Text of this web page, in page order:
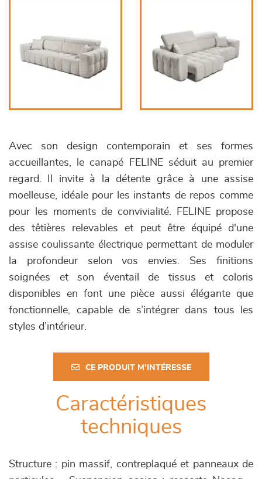
Avec son design contemporain et ses formes
accueillantes, le canapé FELINE séduit au premier
regard. Il invite à la détente grâce à une assise
moelleuse, idéale pour les instants de repos comme
pour les moments de convivialité. FELINE propose
des têtières relevables et peut être équipé d'une
assise coulissante électrique permettant de moduler
la profondeur selon vos envies. Ses finitions
soignées et son éventail de tissus et coloris
disponibles en font une pièce aussi élégante que
fonctionnelle, capable de s’intégrer dans tous les
styles d’intérieur.
CE PRODUIT M'INTÉRESSE
Caractéristiques
techniques
Structure : pin massif, contreplaqué et panneaux de